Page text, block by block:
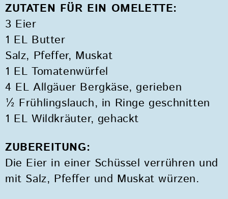
ZUTATEN FÜR EIN OMELETTE:
3 Eier
1 EL Butter
Salz, Pfeffer, Muskat
1 EL Tomatenwürfel
4 EL Allgäuer Bergkäse, gerieben
½ Frühlingslauch, in Ringe geschnitten
1 EL Wildkräuter, gehackt
ZUBEREITUNG:
Die Eier in einer Schüssel verrühren und
mit Salz, Pfeffer und Muskat würzen.